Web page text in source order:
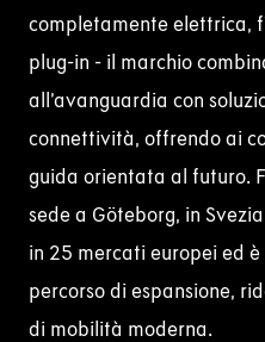
completamente elettrica,
plug-in - il marchio
all’avanguardia con
connettività, offrendo ai
guida orientata al futuro.
sede a Göteborg, in
in 25 mercati europei ed
percorso di espansione,
di mobilità moderna.